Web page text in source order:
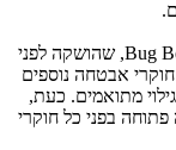
Bug, שהושקה לפני
אבטחה נוספים
מתואמים. כעת,
בפני כל חוקרי